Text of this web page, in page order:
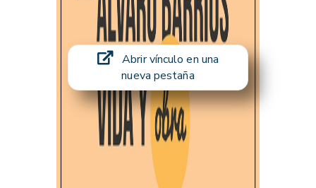
Abrir vínculo en una
nueva pestaña